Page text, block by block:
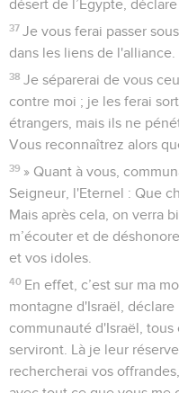
désert de l’Egypte,
37 Je vous ferai passer
dans les liens de l'alliance.
38 Je séparerai de vous
contre moi ; je les ferai
étrangers, mais ils ne
Vous reconnaîtrez alors
39 » Quant à vous,
Seigneur, l'Eternel : Que
Mais après cela, on verra
m’écouter et de
et vos idoles.
40 En effet, c’est sur ma
montagne d'Israël,
communauté d'Israël,
serviront. Là je leur
rechercherai vos